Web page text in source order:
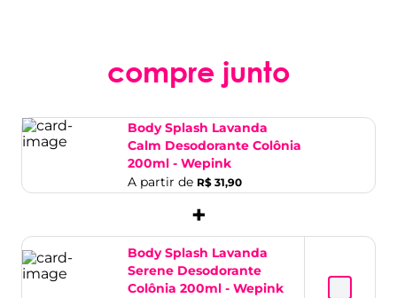
compre junto
Body Splash Lavanda
Calm Desodorante Colônia
200ml - Wepink
A partir de R$ 31,90
+
Body Splash Lavanda
Serene Desodorante
Colônia 200ml - Wepink